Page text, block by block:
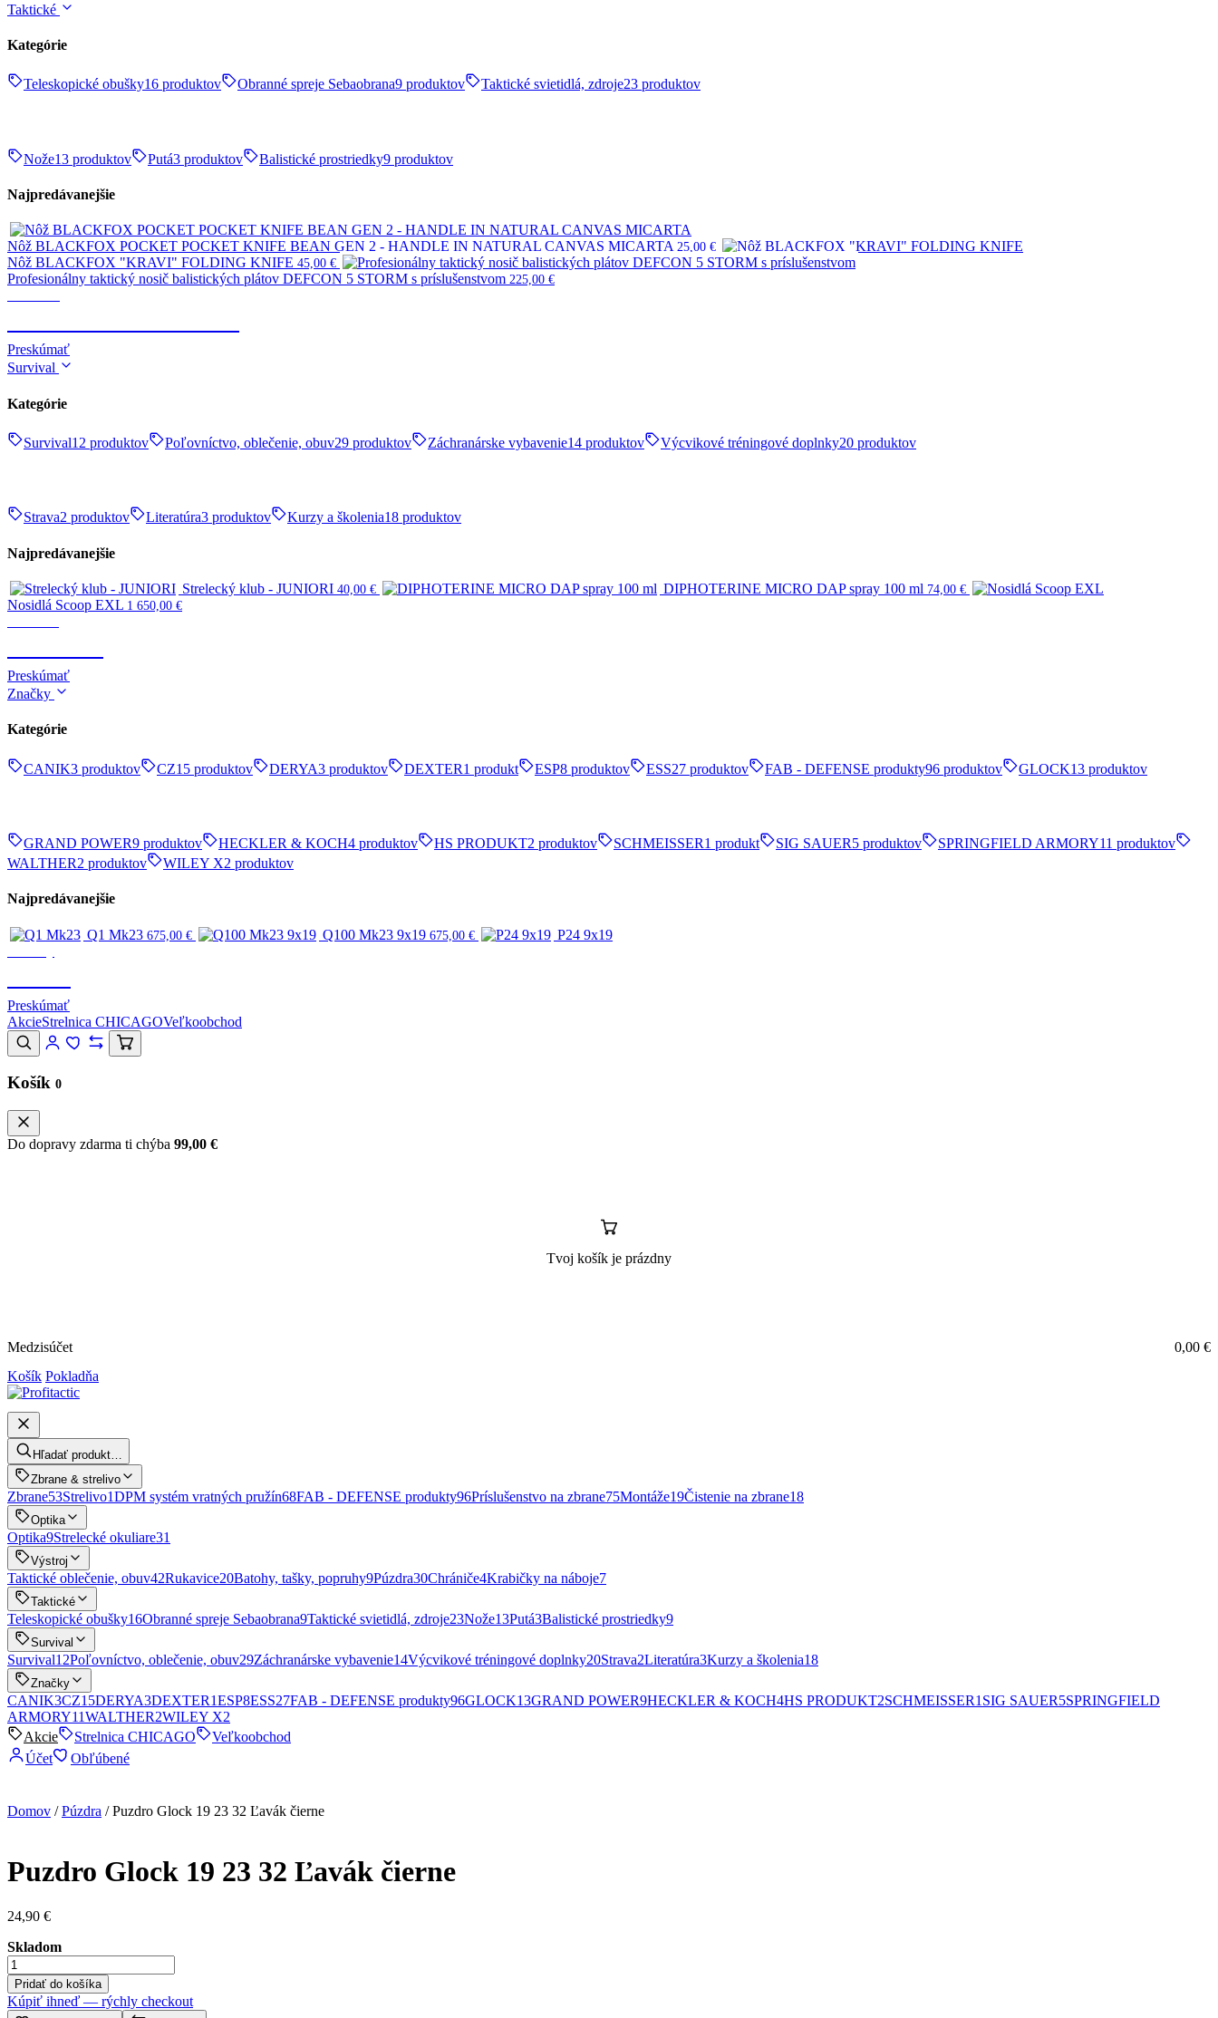
Taktické
Kategórie
Teleskopické obušky16 produktov Obranné spreje Sebaobrana9 produktov Taktické svietidlá, zdroje23 produktov
Nože13 produktov Putá3 produktov Balistické prostriedky9 produktov
Najpredávanejšie
Nôž BLACKFOX POCKET POCKET KNIFE BEAN GEN 2 - HANDLE IN NATURAL CANVAS MICARTA 25,00 €
Nôž BLACKFOX "KRAVI" FOLDING KNIFE 45,00 €
Profesionálny taktický nosič balistických plátov DEFCON 5 STORM s príslušenstvom 225,00 €
Preskúmať
Survival
Kategórie
Survival12 produktov Poľovníctvo, oblečenie, obuv29 produktov Záchranárske vybavenie14 produktov Výcvikové tréningové doplnky20 produktov
Strava2 produktov Literatúra3 produktov Kurzy a školenia18 produktov
Najpredávanejšie
Strelecký klub - JUNIORI 40,00 € DIPHOTERINE MICRO DAP spray 100 ml 74,00 €
Nosidlá Scoop EXL 1 650,00 €
Preskúmať
Značky
Kategórie
CANIK3 produktov CZ15 produktov DERYA3 produktov DEXTER1 produkt ESP8 produktov ESS27 produktov FAB - DEFENSE produkty96 produktov GLOCK13 produktov
GRAND POWER9 produktov HECKLER & KOCH4 produktov HS PRODUKT2 produktov SCHMEISSER1 produkt SIG SAUER5 produktov SPRINGFIELD ARMORY11 produktov
WALTHER2 produktov WILEY X2 produktov
Najpredávanejšie
Q1 Mk23 675,00 € Q100 Mk23 9x19 675,00 €
P24 9x19
Preskúmať
AkcieStrelnica CHICAGOVeľkoobchod
Košík 0
Do dopravy zdarma ti chýba 99,00 €
Tvoj košík je prázdny
Medzisúčet 0,00 €
Košík Pokladňa
Hľadať produkt…
Zbrane & strelivo
Zbrane53Strelivo1DPM systém vratných pružín68FAB - DEFENSE produkty96Príslušenstvo na zbrane75Montáže19Čistenie na zbrane18
Optika
Optika9Strelecké okuliare31
Výstroj
Taktické oblečenie, obuv42Rukavice20Batohy, tašky, popruhy9Púzdra30Chrániče4Krabičky na náboje7
Taktické
Teleskopické obušky16Obranné spreje Sebaobrana9Taktické svietidlá, zdroje23Nože13Putá3Balistické prostriedky9
Survival
Survival12Poľovníctvo, oblečenie, obuv29Záchranárske vybavenie14Výcvikové tréningové doplnky20Strava2Literatúra3Kurzy a školenia18
Značky
CANIK3CZ15DERYA3DEXTER1ESP8ESS27FAB - DEFENSE produkty96GLOCK13GRAND POWER9HECKLER & KOCH4HS PRODUKT2SCHMEISSER1 SIG SAUER5SPRINGFIELD
ARMORY11WALTHER2WILEY X2
Akcie
Strelnica CHICAGO
Veľkoobchod
Účet
Obľúbené
Domov /Púzdra / Puzdro Glock 19 23 32 Ľavák čierne
Puzdro Glock 19 23 32 Ľavák čierne
24,90 €
Skladom
množstvo
Puzdro
Glock
19
Pridať do košíka
Kúpiť ihneď — rýchly checkout